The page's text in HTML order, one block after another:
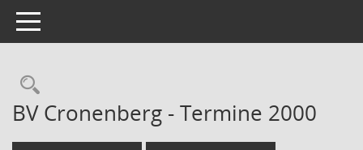
Toggle navigation
Rechercheauswahl
BV Cronenberg - Termine 2000